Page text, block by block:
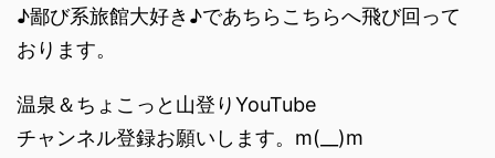
♪鄙び系旅館大好き♪であちらこちらへ飛び回って
おります。
温泉＆ちょこっと山登りYouTube
チャンネル登録お願いします。m(__)m